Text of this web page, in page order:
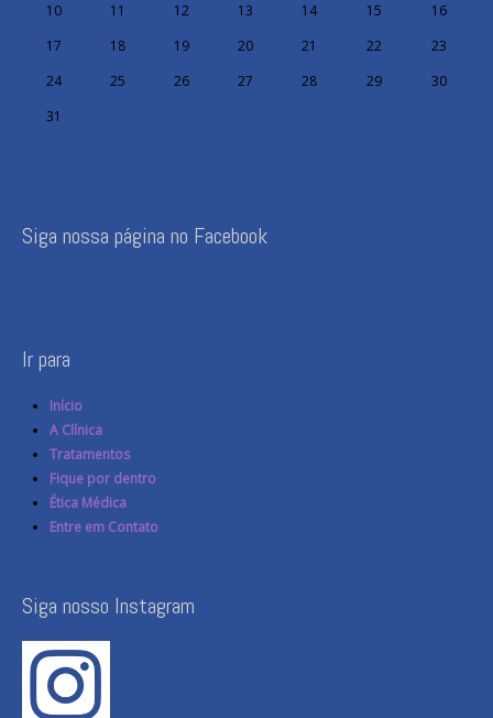
10
11 12 13 14 15
16
17
18 19 20 21 22
23
24
25 26 27 28 29
30
31
Siga nossa página no Facebook
Ir para
Início
A Clínica
Tratamentos
Fique por dentro
Ética Médica
Entre em Contato
Siga nosso Instagram